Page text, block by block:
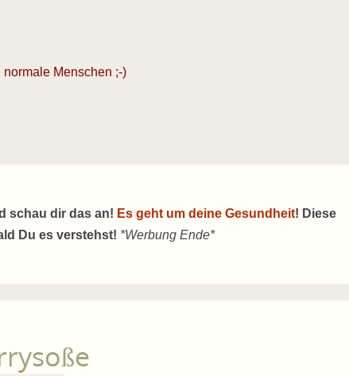
normale Menschen ;-)
schau dir das an! Es geht um deine Gesundheit! Diese
Du es verstehst! *Werbung Ende*